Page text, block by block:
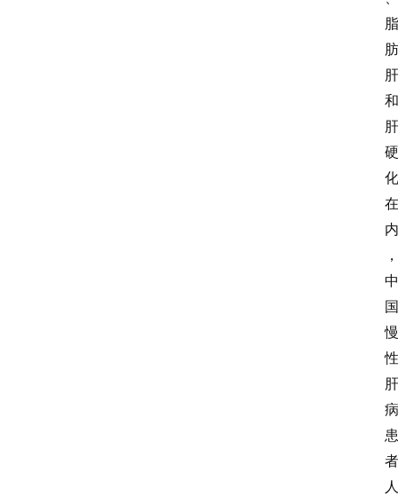
脂
肪
肝
和
肝
硬
化
在
内
，
中
国
慢
性
肝
病
患
者
人